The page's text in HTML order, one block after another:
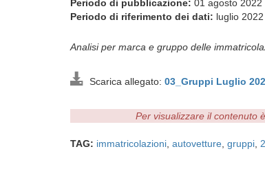
Periodo di pubblicazione: 01 agosto 2022
Periodo di riferimento dei dati: luglio 2022
Analisi per marca e gruppo delle
Scarica allegato: 03_Gruppi Luglio
Per visualizzare il contenuto
TAG: immatricolazioni autovetture gruppi